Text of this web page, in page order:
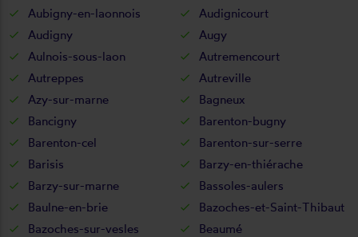
Aubigny-en-laonnois
Audignicourt
Audigny
Augy
Aulnois-sous-laon
Autremencourt
Autreppes
Autreville
Azy-sur-marne
Bagneux
Bancigny
Barenton-bugny
Barenton-cel
Barenton-sur-serre
Barisis
Barzy-en-thiérache
Barzy-sur-marne
Bassoles-aulers
Baulne-en-brie
Bazoches-et-Saint-Thibaut
Bazoches-sur-vesles
Beaumé